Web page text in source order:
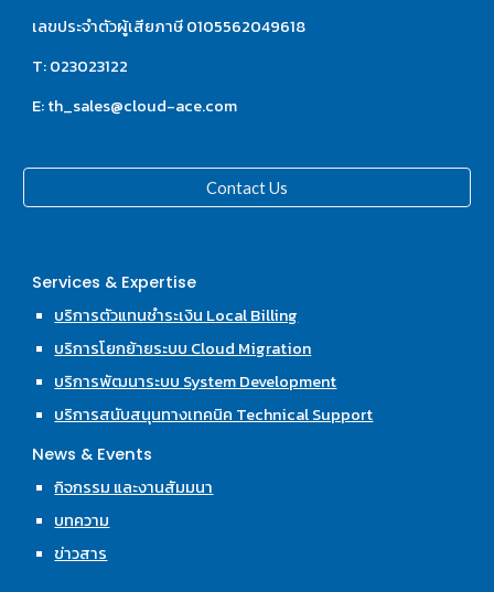
เลขประจำตัวผู้เสียภาษี 0105562049618
T: 023023122
E: th_sales@cloud-ace.com
Contact Us
Services & Expertise
บริการตัวแทนชำระเงิน Local Billing
บริการโยกย้ายระบบ Cloud Migration
บริการพัฒนาระบบ System Development
บริการสนับสนุนทางเทคนิค Technical Support
News & Events
กิจกรรม และงานสัมมนา
บทความ
ข่าวสาร